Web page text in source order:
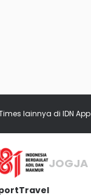
lainnya di IDN App
JOGJA
Travel